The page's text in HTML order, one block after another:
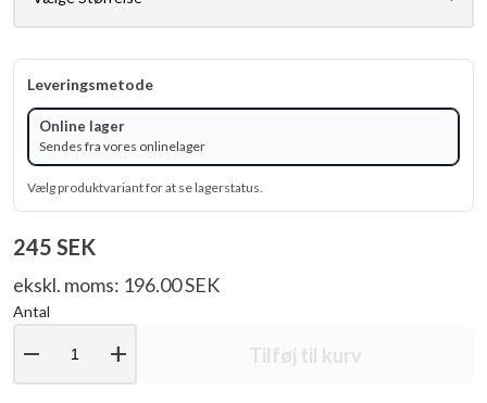
Leveringsmetode
Online lager
Sendes fra vores onlinelager
Vælg produktvariant for at se lagerstatus.
245 SEK
ekskl. moms: 196.00 SEK
Antal
remove add Tilføj til kurv